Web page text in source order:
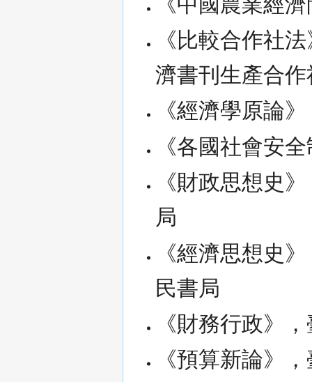
《比較合作社
濟書刊生產合作
《經濟學原論
《各國社會安
《財政思想史
局
《經濟思想史
民書局
《財務行政》
《預算新論》